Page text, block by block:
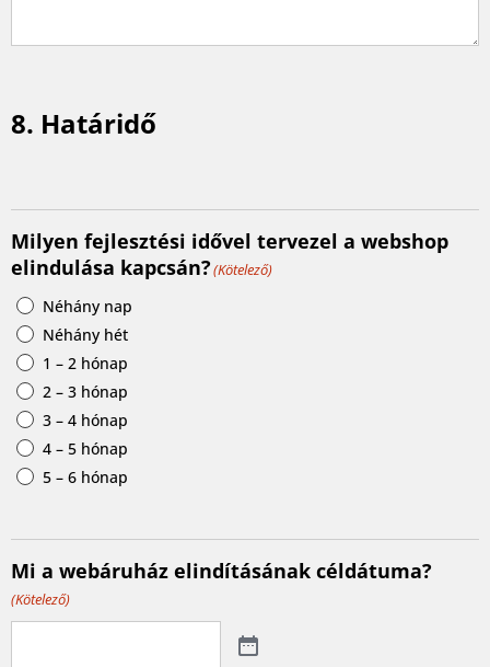
8. Határidő
Milyen fejlesztési idővel tervezel a webshop
elindulása kapcsán?(Kötelező)
Néhány nap
Néhány hét
1 – 2 hónap
2 – 3 hónap
3 – 4 hónap
4 – 5 hónap
5 – 6 hónap
Mi a webáruház elindításának céldátuma?
(Kötelező)